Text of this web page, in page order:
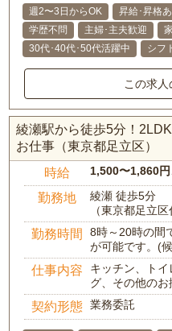
週2〜3日からOK 昇給･昇格あ
学歴不問
主婦･主夫歓迎
30代･40代･50代活躍中
シフ
この求人
綾瀬駅から徒歩5分！
お仕事（東京都足立区）
時給 1,500〜1,860円
勤務地
綾瀬 徒歩5分
（東京都足立区
勤務時間
8時～20時の間
が可能です。(
仕事内容
キッチン、ト
グ、その他のお
契約形態 業務委託